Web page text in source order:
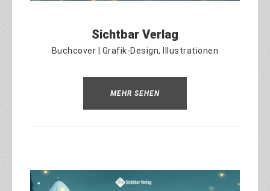
Sichtbar Verlag
Buchcover | Grafik-Design, Illustrationen
MEHR SEHEN